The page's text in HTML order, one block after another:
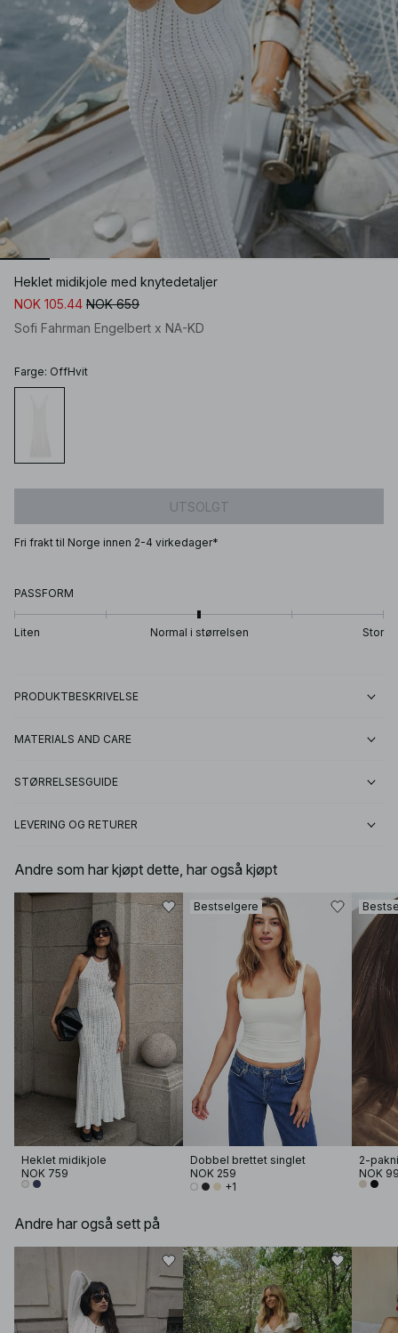
Heklet midikjole med knytedetaljer
NOK 105.44 NOK 659
Sofi Fahrman Engelbert x NA-KD
Farge: OffHvit
UTSOLGT
Fri frakt til Norge innen 2-4 virkedager*
PASSFORM
Liten Normal i størrelsen Stor
PRODUKTBESKRIVELSE
MATERIALS AND CARE
STØRRELSESGUIDE
LEVERING OG RETURER
Andre som har kjøpt dette, har også kjøpt
Heklet midikjole
NOK 759
Bestselgere
Dobbel brettet singlet
NOK 259
+1
2-
NOK
Andre har også sett på